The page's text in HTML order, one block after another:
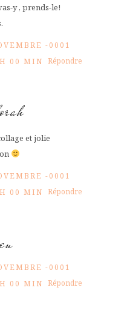
y , prends-le!
-0001
00 MIN Répondre
et jolie
-0001
00 MIN Répondre
-0001
00 MIN Répondre